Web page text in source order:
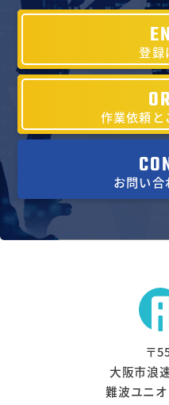
登録
作業依頼と
お問い合
〒
大阪市浪
難波ユニ